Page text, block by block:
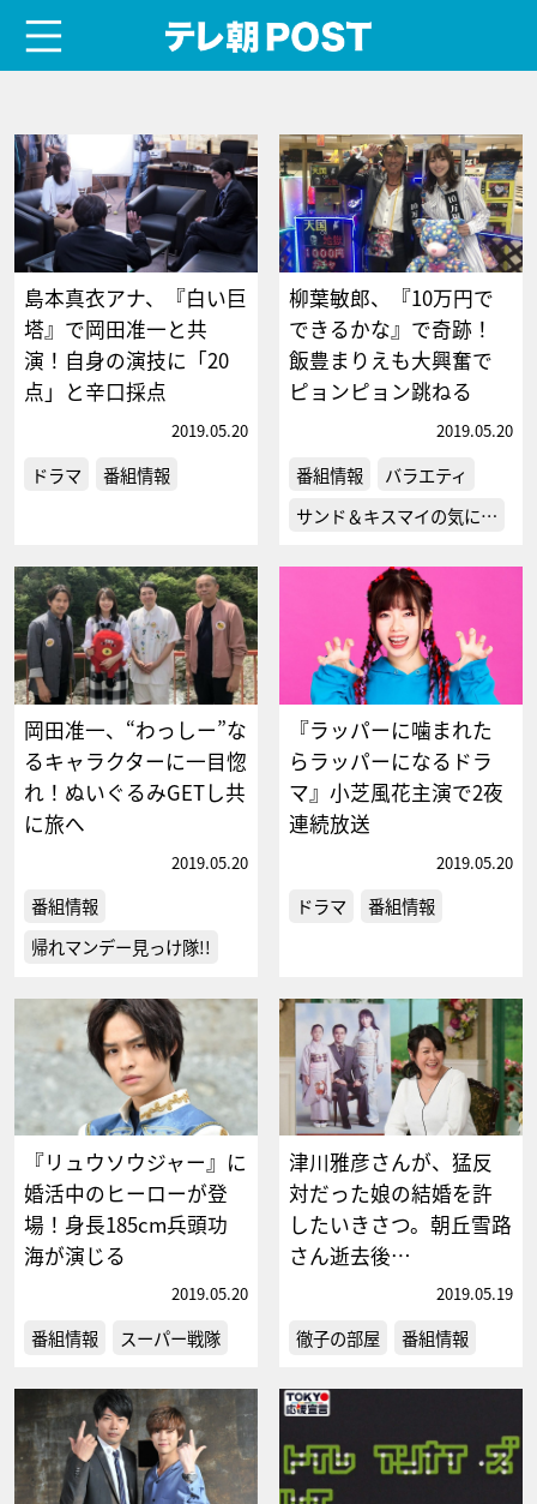
島本真衣アナ、『白い巨
塔』で岡田准一と共
演！自身の演技に「20
点」と辛口採点
2019.05.20
ドラマ 番組情報
柳葉敏郎、『10万円で
できるかな』で奇跡！
飯豊まりえも大興奮で
ピョンピョン跳ねる
2019.05.20
番組情報
バラエティ
サンド＆キスマイの気に…
岡田准一、“わっしー”な
るキャラクターに一目惚
れ！ぬいぐるみGETし共
に旅へ
2019.05.20
番組情報
帰れマンデー見っけ隊!!
『ラッパーに噛まれた
らラッパーになるドラ
マ』小芝風花主演で2夜
連続放送
2019.05.20
ドラマ 番組情報
『リュウソウジャー』に
婚活中のヒーローが登
場！身長185cm兵頭功
海が演じる
2019.05.20
番組情報 スーパー戦隊
津川雅彦さんが、猛反
対だった娘の結婚を許
したいきさつ。朝丘雪路
さん逝去後…
2019.05.19
徹子の部屋 番組情報